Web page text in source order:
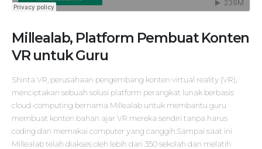
Millealab, Platform Pembuat Konten
VR untuk Guru
Shinta VR, perusahaan pengembang konten virtual reality (VR),
menciptakan sebuah solusi platform perangkat lunak berbasis
cloud-computing bernama Millealab untuk membantu guru
membuat konten bahan ajar VR mereka sendiri tanpa harus
coding dan memakai computer yang canggih.Sampai saat ini
Millealab telah diakses oleh lebih dari 350 sekolah dan melatih